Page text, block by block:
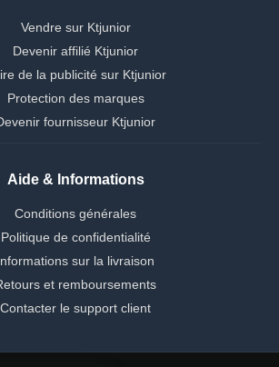
Vendre sur Ktjunior
Devenir affilié Ktjunior
de la publicité sur Ktjunior
Protection des marques
fournisseur Ktjunior
Aide & Informations
Conditions générales
Politique de confidentialité
sur la livraison
et remboursements
Contacter le support client